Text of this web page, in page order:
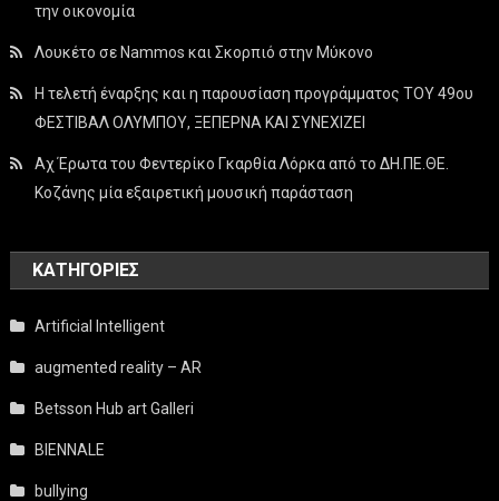
την οικονομία
Λουκέτο σε Nammos και Σκορπιό στην Μύκονο
Η τελετή έναρξης και η παρουσίαση προγράμματος ΤΟΥ 49ου
ΦΕΣΤΙΒΑΛ ΟΛΥΜΠΟΥ, ΞΕΠΕΡΝΑ ΚΑΙ ΣΥΝΕΧΙΖΕΙ
Αχ Έρωτα του Φεντερίκο Γκαρθία Λόρκα από το ΔΗ.ΠΕ.ΘΕ.
Κοζάνης μία εξαιρετική μουσική παράσταση
KΑΤΗΓΟΡΊΕΣ
Artificial Intelligent
augmented reality – AR
Betsson Hub art Galleri
BIENNALE
bullying